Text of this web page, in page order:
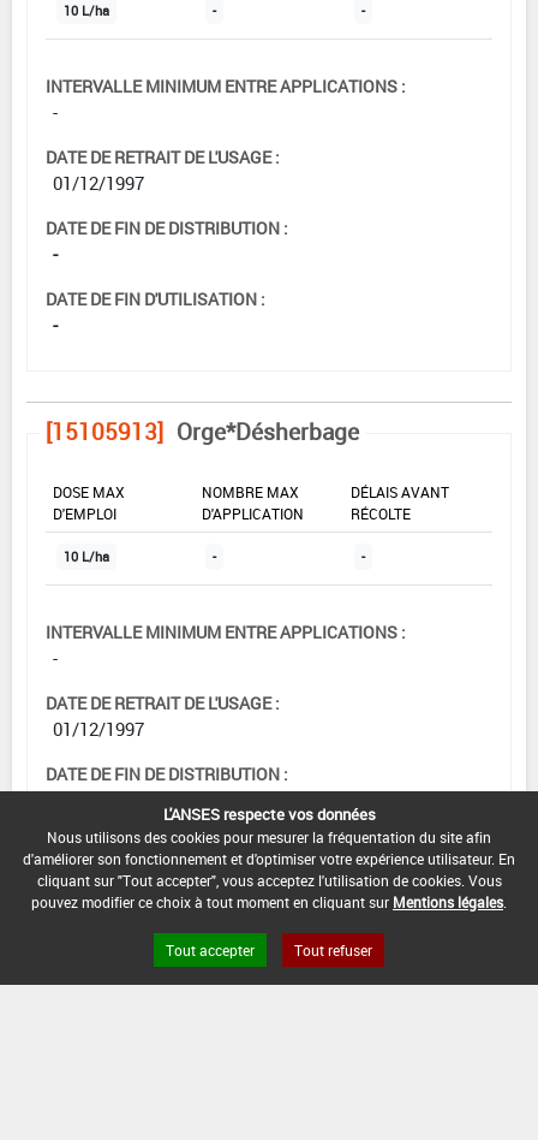
10 L/ha - -
INTERVALLE MINIMUM ENTRE APPLICATIONS :
-
DATE DE RETRAIT DE L'USAGE :
01/12/1997
DATE DE FIN DE DISTRIBUTION :
-
DATE DE FIN D'UTILISATION :
-
[15105913] Orge*Désherbage
DOSE MAX
D'EMPLOI
NOMBRE MAX
D'APPLICATION
DÉLAIS AVANT
RÉCOLTE
10 L/ha - -
INTERVALLE MINIMUM ENTRE APPLICATIONS :
-
DATE DE RETRAIT DE L'USAGE :
01/12/1997
DATE DE FIN DE DISTRIBUTION :
-
DATE DE FIN D'UTILISATION :
-
L'ANSES respecte vos données
Nous utilisons des cookies pour mesurer la fréquentation du site afin
d'améliorer son fonctionnement et d'optimiser votre expérience utilisateur. En
cliquant sur "Tout accepter", vous acceptez l'utilisation de cookies. Vous
pouvez modifier ce choix à tout moment en cliquant sur Mentions légales
Tout accepter Tout refuser